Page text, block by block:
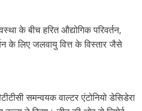
के बीच हरित औद्योगिक परिवर्तन,
के लिए जलवायु वित्त के विस्तार जैसे
समन्वयक वाल्टर एंटोनियो डेसिडेरा